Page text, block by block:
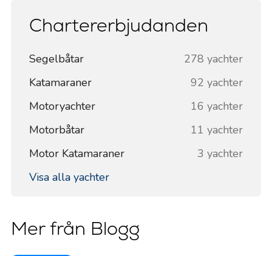
Chartererbjudanden
Segelbåtar
278 yachter
Katamaraner
92 yachter
Motoryachter
16 yachter
Motorbåtar
11 yachter
Motor Katamaraner
3 yachter
Visa alla yachter
Mer från Blogg